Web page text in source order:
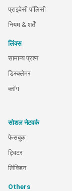
प्राइवेसी पॉलिसी
नियम & शर्तें
लिंक्स
सामान्य प्रश्न
डिस्क्लेमर
ब्लॉग
सोशल नेटवर्क
फेसबुक
ट्विटर
लिंक्डिन
Others